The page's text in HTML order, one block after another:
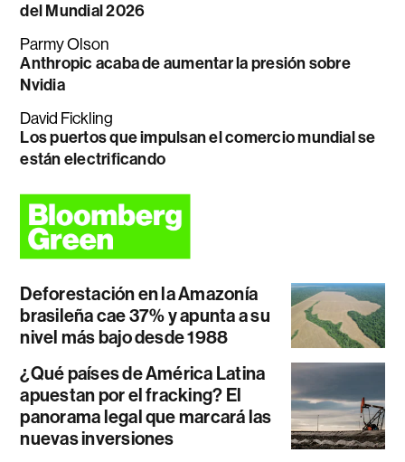
del Mundial 2026
Parmy Olson
Anthropic acaba de aumentar la presión sobre
Nvidia
David Fickling
Los puertos que impulsan el comercio mundial se
están electrificando
Deforestación en la Amazonía
brasileña cae 37% y apunta a su
nivel más bajo desde 1988
¿Qué países de América Latina
apuestan por el fracking? El
panorama legal que marcará las
nuevas inversiones